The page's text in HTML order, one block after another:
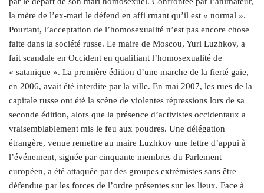
la mère de l’ex-mari le défend en affi rmant qu’il est « normal ».
Pourtant, l’acceptation de l’homosexualité n’est pas encore chose
faite dans la société russe. Le maire de Moscou, Yuri Luzhkov, a
fait scandale en Occident en qualifiant l’homosexualité de
« satanique ». La première édition d’une marche de la fierté gaie,
en 2006, avait été interdite par la ville. En mai 2007, les rues de la
capitale russe ont été la scène de violentes répressions lors de sa
seconde édition, alors que la présence d’activistes occidentaux a
vraisemblablement mis le feu aux poudres. Une délégation
étrangère, venue remettre au maire Luzhkov une lettre d’appui à
l’événement, signée par cinquante membres du Parlement
européen, a été attaquée par des groupes extrémistes sans être
défendue par les forces de l’ordre présentes sur les lieux. Face à